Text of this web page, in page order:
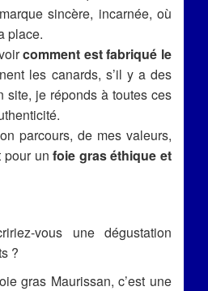
sincère, incarnée, où
place.
comment est fabriqué le
les canards, s’il y a des
site, je réponds à toutes ces
parcours, de mes valeurs,
pour unfoie gras éthique et
vous une dégustation
?
gras Maurissan, c’est une